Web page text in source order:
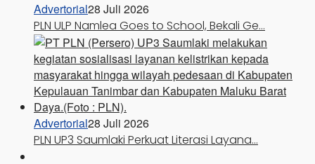
Advertorial28 Juli 2026
PLN ULP Namlea Goes to School, Bekali Ge…
Advertorial28 Juli 2026
PLN UP3 Saumlaki Perkuat Literasi Layana…